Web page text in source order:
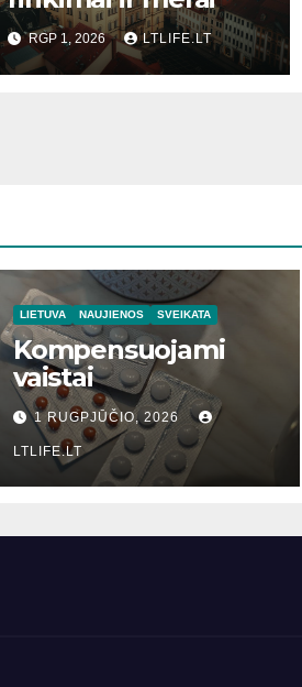
RGP 1, 2026 LTLIFE.LT
LIETUVA NAUJIENOS SVEIKATA
Kompensuojami
vaistai
1 RUGPJŪČIO, 2026
LTLIFE.LT